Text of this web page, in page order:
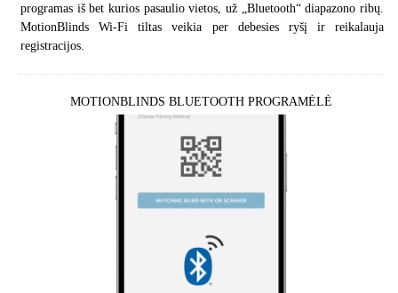
programas iš bet kurios pasaulio vietos, už „Bluetooth“ diapazono ribų.
MotionBlinds Wi-Fi tiltas veikia per debesies ryšį ir reikalauja
registracijos.
MOTIONBLINDS BLUETOOTH PROGRAMĖLĖ